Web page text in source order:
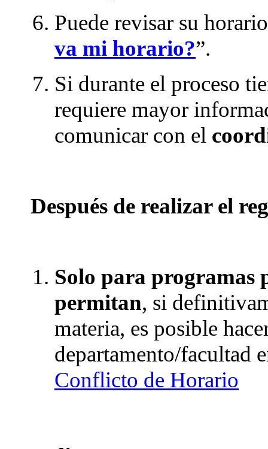
Puede revisar su
va mi horario?”.
Si durante el proceso
requiere mayor
comunicar con el
Después de realizar el
Solo para programas
permitan, si
materia, es posible
departamento/facultad
Conflicto de Horario